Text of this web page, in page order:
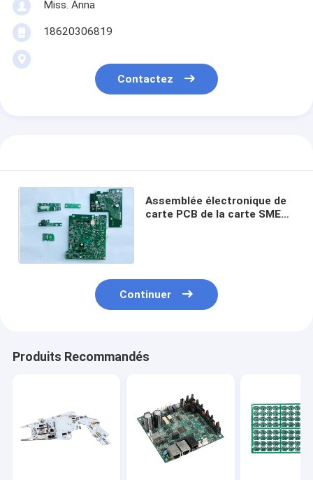
Miss. Anna
18620306819
Contactez
Assemblée électronique de
carte PCB de la carte SME
Continuer
Produits Recommandés